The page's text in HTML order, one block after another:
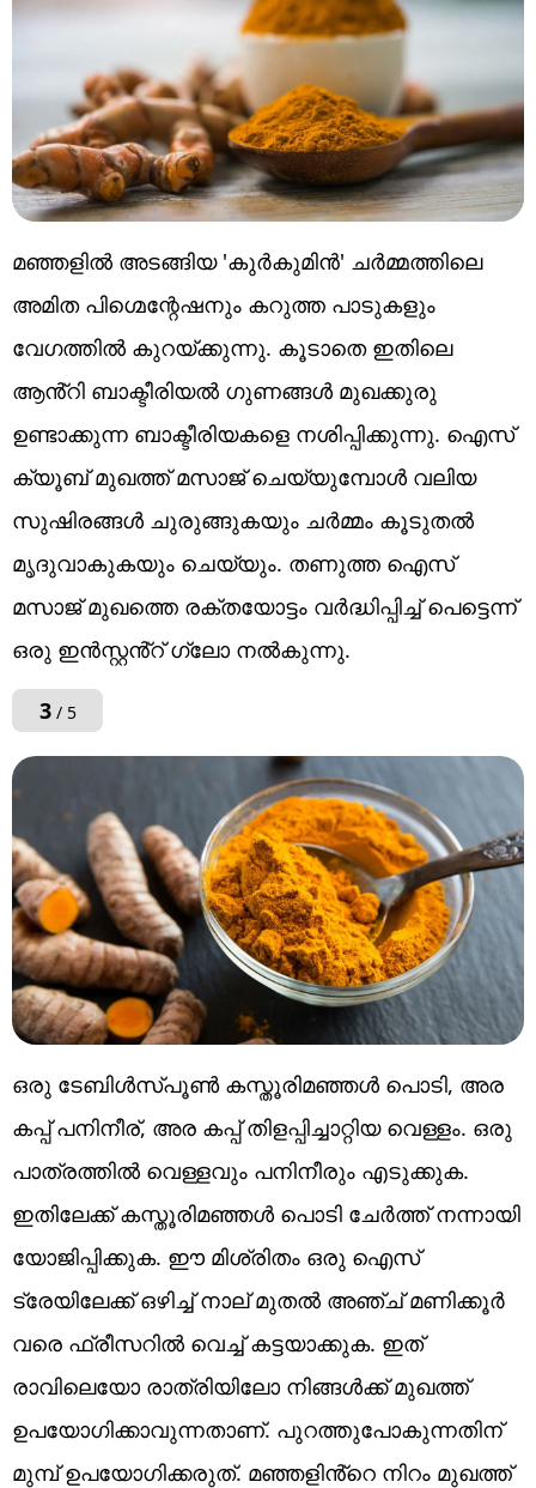
മഞ്ഞളിൽ അടങ്ങിയ 'കുർകുമിൻ' ചർമ്മത്തിലെ
അമിത പിഗ്മെന്റേഷനും കറുത്ത പാടുകളും
വേഗത്തിൽ കുറയ്ക്കുന്നു. കൂടാതെ ഇതിലെ
ആൻ്റി ബാക്ടീരിയൽ ഗുണങ്ങൾ മുഖക്കുരു
ഉണ്ടാക്കുന്ന ബാക്ടീരിയകളെ നശിപ്പിക്കുന്നു. ഐസ്
ക്യൂബ് മുഖത്ത് മസാജ് ചെയ്യുമ്പോൾ വലിയ
സുഷിരങ്ങൾ ചുരുങ്ങുകയും ചർമ്മം കൂടുതൽ
മൃദുവാകുകയും ചെയ്യും. തണുത്ത ഐസ്
മസാജ് മുഖത്തെ രക്തയോട്ടം വർദ്ധിപ്പിച്ച് പെട്ടെന്ന്
ഒരു ഇൻസ്റ്റൻ്റ് ഗ്ലോ നൽകുന്നു.
3/ 5
ഒരു ടേബിൾസ്പൂൺ കസ്തൂരിമഞ്ഞൾ പൊടി, അര
കപ്പ് പനിനീര്, അര കപ്പ് തിളപ്പിച്ചാറ്റിയ വെള്ളം. ഒരു
പാത്രത്തിൽ വെള്ളവും പനിനീരും എടുക്കുക.
ഇതിലേക്ക് കസ്തൂരിമഞ്ഞൾ പൊടി ചേർത്ത് നന്നായി
യോജിപ്പിക്കുക. ഈ മിശ്രിതം ഒരു ഐസ്
ട്രേയിലേക്ക് ഒഴിച്ച് നാല് മുതൽ അഞ്ച് മണിക്കൂർ
വരെ ഫ്രീസറിൽ വെച്ച് കട്ടയാക്കുക. ഇത്
രാവിലെയോ രാത്രിയിലോ നിങ്ങൾക്ക് മുഖത്ത്
ഉപയോ​ഗിക്കാവുന്നതാണ്. പുറത്തുപോകുന്നതിന്
മുമ്പ് ഉപയോ​ഗിക്കരുത്. മഞ്ഞളിൻ്റെ നിറം മുഖത്ത്